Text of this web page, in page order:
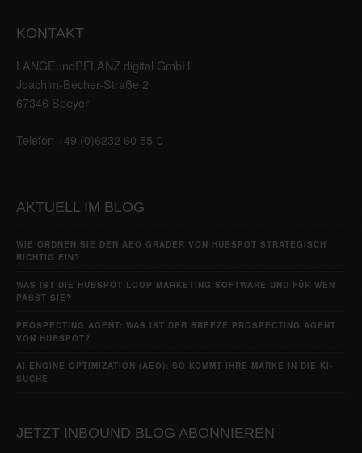
KONTAKT
LANGEundPFLANZ digital GmbH
Joachim-Becher-Straße 2
67346 Speyer
Telefon +49 (0)6232 60 55-0
AKTUELL IM BLOG
WIE ORDNEN SIE DEN AEO GRADER VON HUBSPOT STRATEGISCH
RICHTIG EIN?
WAS IST DIE HUBSPOT LOOP MARKETING SOFTWARE UND FÜR WEN
PASST SIE?
PROSPECTING AGENT: WAS IST DER BREEZE PROSPECTING AGENT
VON HUBSPOT?
AI ENGINE OPTIMIZATION (AEO): SO KOMMT IHRE MARKE IN DIE KI-
SUCHE
JETZT INBOUND BLOG ABONNIEREN